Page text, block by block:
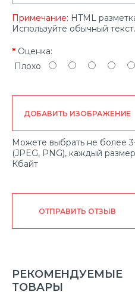
Примечание: HTML
Используйте обычный текст.
Оценка:
Плохо
ДОБАВИТЬ ИЗОБРАЖЕНИЕ
Можете выбрать не более
(JPEG, PNG), каждый
Кбайт
ОТПРАВИТЬ ОТЗЫВ
РЕКОМЕНДУЕМЫЕ
ТОВАРЫ